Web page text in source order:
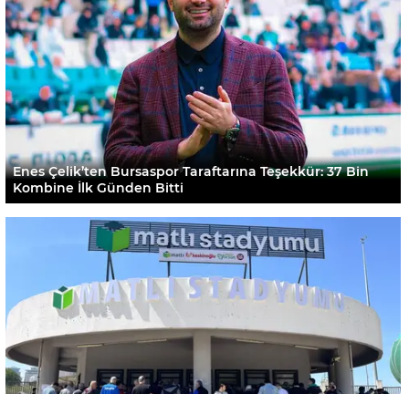
Enes Çelik’ten Bursaspor Taraftarına Teşekkür: 37 Bin
Kombine İlk Günden Bitti